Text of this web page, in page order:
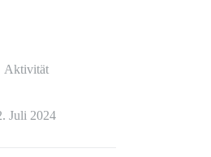
Aktivität
Juli 2024